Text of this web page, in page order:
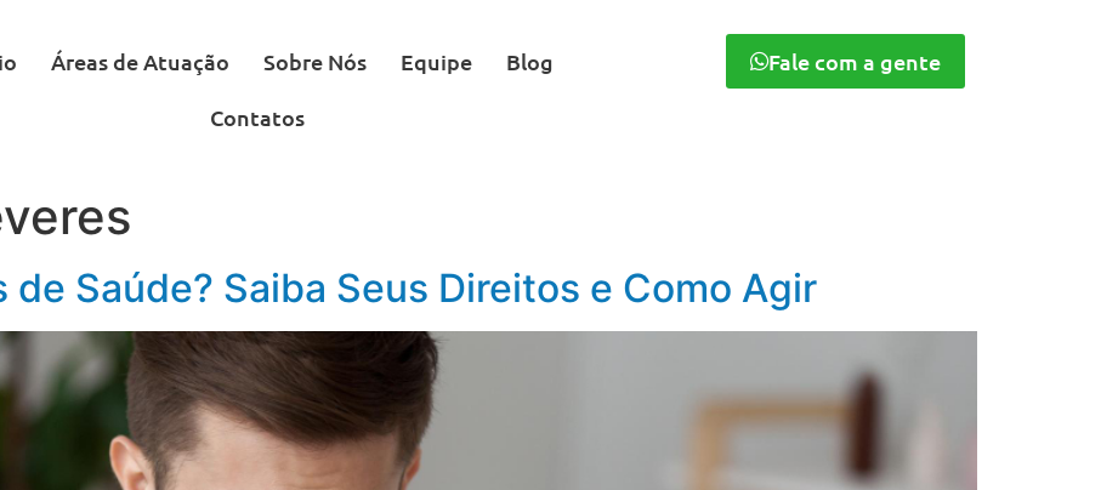
Áreas de Atuação Sobre Nós Equipe
Blog
Contatos
Fale com a gente
de Saúde? Saiba Seus Direitos e Como Agir